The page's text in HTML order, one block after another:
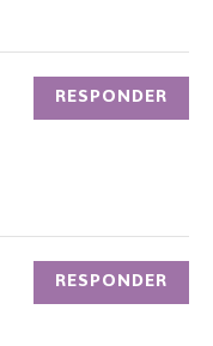
RESPONDER
RESPONDER